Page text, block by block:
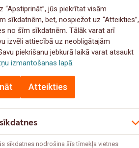
jautājumiem, kas
bet arī tos,
kur un ko
esošos dzīves
jautājumus kopā
Swedbank
Normunds Dūcis.
“Apstiprināt”, jūs piekrītat visām
sīkdatnēm, bet, nospiežot uz “Atteikties”,
no šīm sīkdatnēm. Tālāk varat arī
izvēli attiecībā uz neobligātajām
piekrišanu jebkurā laikā varat atsaukt
izmantošanas lapā.
Atteikties
sīkdatnes nodrošina šīs tīmekļa vietnes